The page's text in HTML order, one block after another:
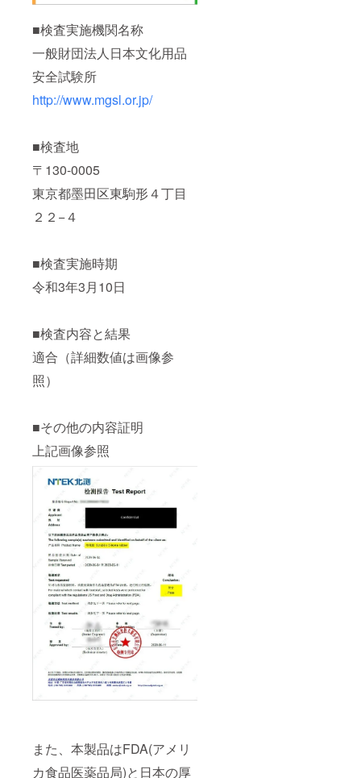
■検査実施機関名称
一般財団法人日本文化用品
安全試験所
http://www.mgsl.or.jp/
■検査地
〒130-0005
東京都墨田区東駒形４丁目
２２−４
■検査実施時期
令和3年3月10日
■検査内容と結果
適合（詳細数値は画像参
照）
■その他の内容証明
上記画像参照
また、本製品はFDA(アメリ
カ食品医薬品局)と日本の厚